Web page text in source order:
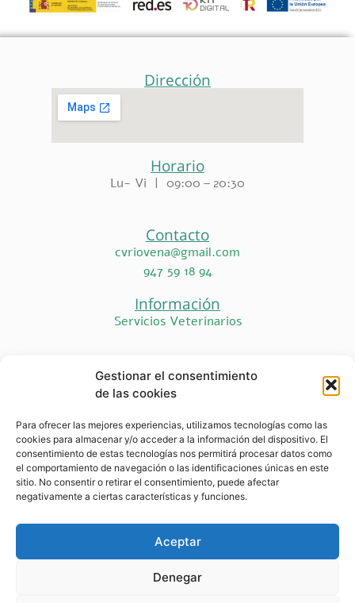
Gestionar el consentimiento
de las cookies
Para ofrecer las mejores experiencias, utilizamos tecnologías como las
cookies para almacenar y/o acceder a la información del dispositivo. El
consentimiento de estas tecnologías nos permitirá procesar datos como
el comportamiento de navegación o las identificaciones únicas en este
sitio. No consentir o retirar el consentimiento, puede afectar
negativamente a ciertas características y funciones.
Aceptar
Denegar
Dirección
Horario
Lu- Vi | 09:00 – 20:30
Contacto
cvriovena@gmail.com
947 59 18 94
Información
Servicios Veterinarios
¿Quiénes Somos?
Aviso
Legal|Política de
Veterinaría Río
Vena S.L.P©
2024 Funciona
gracias a
ProyectPc.com